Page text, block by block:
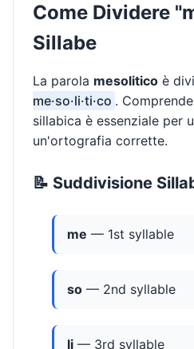
Come Dividere
Sillabe
La parola mesolitico è
me·so·li·ti·co .
sillabica è essenziale per
un'ortografia corrette.
📝 Suddivisione
me — 1st syllable
so — 2nd syllable
li — 3rd syllable